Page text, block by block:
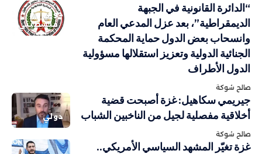
دولي
فلسطيني
“الدائرة القانونية في الجبهة
الديمقراطية”، بعد عزل المدعي العام
وانسحاب بعض الدول حماية المحكمة
الجنائية الدولية وتعزيز استقلالها مسؤولية
الدول الأطراف
صالح شوكة
دولي
جيريمي سكاهيل: غزة أصبحت قضية
أخلاقية مفصلية لجيل من الناخبين الشباب
صالح شوكة
غزة تغيّر المشهد السياسي الأمريكي..